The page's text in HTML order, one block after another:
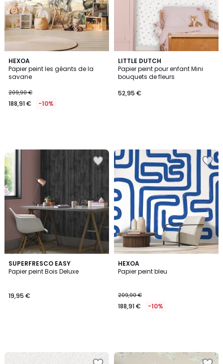
HEXOA
Papier peint les géants de la
savane
209,90 €
188,91 € -10%
LITTLE DUTCH
Papier peint pour enfant Mini
bouquets de fleurs
52,95 €
SUPERFRESCO EASY
Papier peint Bois Deluxe
19,95 €
HEXOA
Papier peint bleu
209,90 €
188,91 € -10%